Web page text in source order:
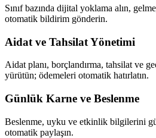
Sınıf bazında dijital yoklama alın,
otomatik bildirim gönderin.
Aidat ve Tahsilat Yönetimi
Aidat planı, borçlandırma, tahsilat ve
yürütün; ödemeleri otomatik hatırlatın.
Günlük Karne ve Beslenme
Beslenme, uyku ve etkinlik bilgilerini
otomatik paylaşın.